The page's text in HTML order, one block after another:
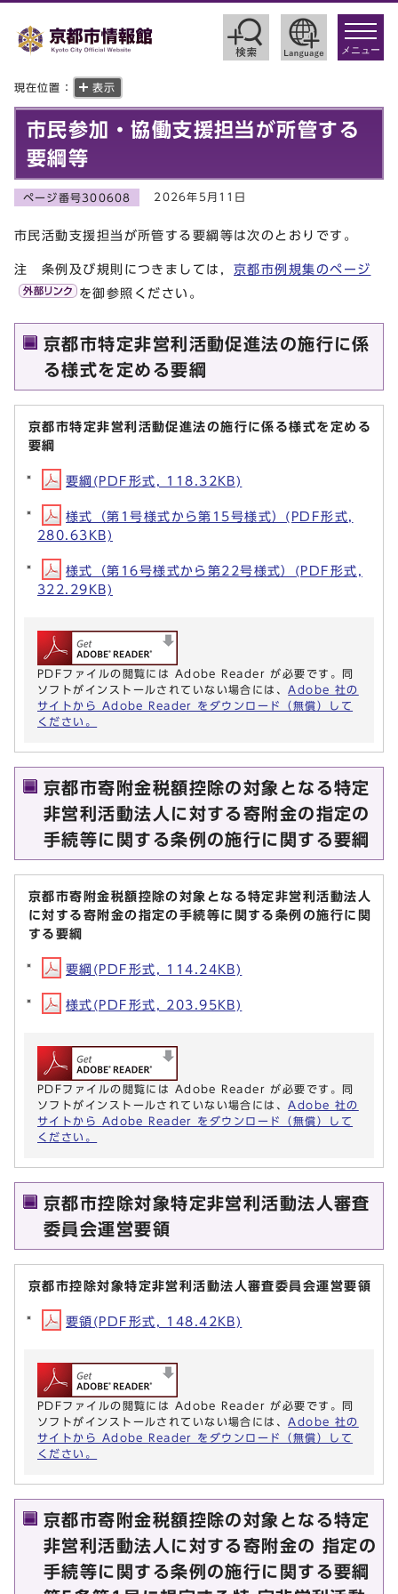
toggle
メニュー
現在位置： 表示
市民参加・協働支援担当が所管する
要綱等
ページ番号300608 2026年5月11日
市民活動支援担当が所管する要綱等は次のとおりです。
注 条例及び規則につきましては，京都市例規集のページ
を御参照ください。
京都市特定非営利活動促進法の施行に係
る様式を定める要綱
京都市特定非営利活動促進法の施行に係る様式を定める
要綱
要綱(PDF形式, 118.32KB)
様式（第1号様式から第15号様式）(PDF形式,
280.63KB)
様式（第16号様式から第22号様式）(PDF形式,
322.29KB)
PDFファイルの閲覧には Adobe Reader が必要です。同
ソフトがインストールされていない場合には、 Adobe 社の
サイトから Adobe Reader をダウンロード（無償）して
ください。
京都市寄附金税額控除の対象となる特定
非営利活動法人に対する寄附金の指定の
手続等に関する条例の施行に関する要綱
京都市寄附金税額控除の対象となる特定非営利活動法人
に対する寄附金の指定の手続等に関する条例の施行に関
する要綱
要綱(PDF形式, 114.24KB)
様式(PDF形式, 203.95KB)
PDFファイルの閲覧には Adobe Reader が必要です。同
ソフトがインストールされていない場合には、 Adobe 社の
サイトから Adobe Reader をダウンロード（無償）して
ください。
京都市控除対象特定非営利活動法人審査
委員会運営要領
京都市控除対象特定非営利活動法人審査委員会運営要領
要領(PDF形式, 148.42KB)
PDFファイルの閲覧には Adobe Reader が必要です。同
ソフトがインストールされていない場合には、 Adobe 社の
サイトから Adobe Reader をダウンロード（無償）して
ください。
京都市寄附金税額控除の対象となる特定
非営利活動法人に対する寄附金の 指定の
手続等に関する条例の施行に関する要綱